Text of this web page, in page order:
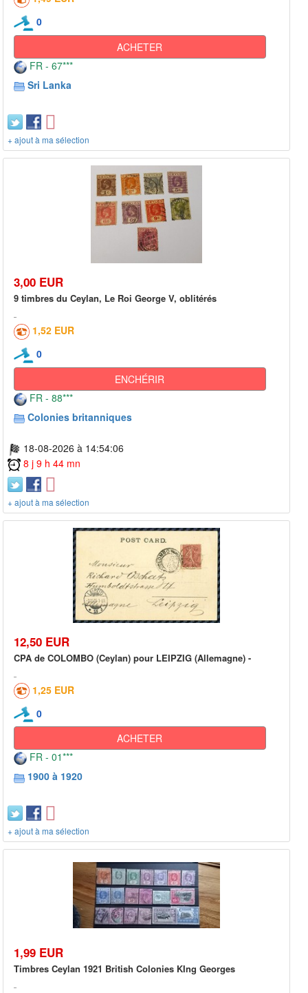
0
ACHETER
FR - 67***
Sri Lanka
+ ajout à ma sélection
3,00 EUR
9 timbres du Ceylan, Le Roi George V, oblitérés
1,52 EUR
0
ENCHÉRIR
FR - 88***
Colonies britanniques
18-08-2026 à 14:54:06
8 j 9 h 44 mn
+ ajout à ma sélection
12,50 EUR
CPA de COLOMBO (Ceylan) pour LEIPZIG (Allemagne) -
1,25 EUR
0
ACHETER
FR - 01***
1900 à 1920
+ ajout à ma sélection
1,99 EUR
Timbres Ceylan 1921 British Colonies KIng Georges